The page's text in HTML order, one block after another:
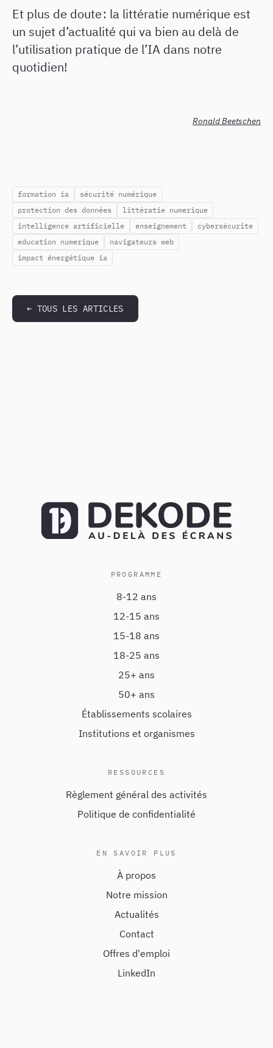
Et plus de doute : la littératie numérique est
un sujet d’actualité qui va bien au delà de
l’utilisation pratique de l’IA dans notre
quotidien!
Ronald Beetschen
formation ia
sécurité numérique
protection des données
littératie numerique
intelligence artificielle
enseignement
cybersécurite
education numerique
navigateurs web
impact énergétique ia
← TOUS LES ARTICLES
PROGRAMME
8-12 ans
12-15 ans
15-18 ans
18-25 ans
25+ ans
50+ ans
Établissements scolaires
Institutions et organismes
RESSOURCES
Règlement général des activités
Politique de confidentialité
EN SAVOIR PLUS
À propos
Notre mission
Actualités
Contact
Offres d'emploi
LinkedIn